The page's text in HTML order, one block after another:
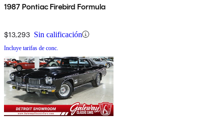
1987 Pontiac Firebird Formula
$13,293 Sin calificación
Incluye tarifas de conc.